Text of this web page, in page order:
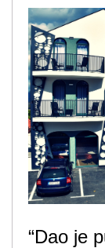
“Dao je